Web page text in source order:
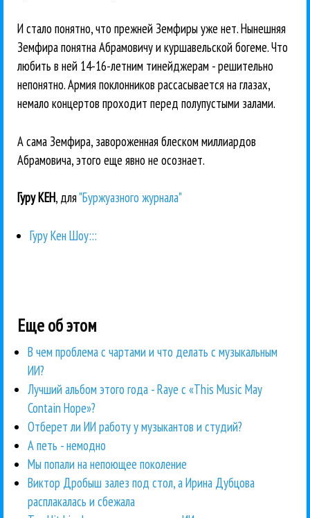
И стало понятно, что прежней Земфиры уже нет. Нынешняя
Земфира понятна Абрамовичу и куршавельской богеме. Что
любить в ней 14-16-летним тинейджерам - решительно
непонятно. Армия поклонников рассасывается на глазах,
немало концертов проходит перед полупустыми залами.
А сама Земфира, завороженная блеском миллиардов
Абрамовича, этого еще явно не осознает.
Гуру КЕН, для"Буржуазного журнала"
Гуру Кен Шоу:::
Еще об этом
В чем проблема с чартами и что делать с музыкальным
ИИ?
Лучший альбом этого года - Raye с «This Music May
Contain Hope»?
Отберет ли ИИ работу у музыкантов и студий?
А петь - немодно
Мы попали на непоющее поколение
Виктор Дробыш залез под стол, а Ирина Дубцова
расплакалась и сбежала